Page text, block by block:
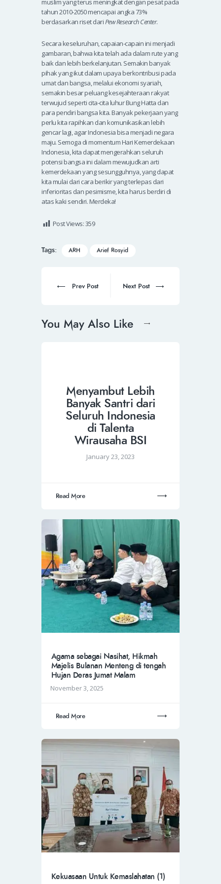
muslim yang terus meningkat dengan pesat pada
tahun 2010-2050 mencapai angka 73%
berdasarkan riset dariPew Research Center.
Secara keseluruhan, capaian-capain ini menjadi
gambaran, bahwa kita telah ada dalam rute yang
baik dan lebih berkelanjutan. Semakin banyak
pihak yang ikut dalam upaya berkontribusi pada
umat dan bangsa, melalui ekonomi syariah,
semakin besar peluang kesejahteraan rakyat
terwujud seperti cita-cita luhur Bung Hatta dan
para pendiri bangsa kita. Banyak pekerjaan yang
perlu kita rapihkan dan komunikasikan lebih
gencar lagi, agar Indonesia bisa menjadi negara
maju. Semoga di momentum Hari Kemerdekaan
Indonesia, kita dapat mengerahkan seluruh
potensi bangsa ini dalam mewujudkan arti
kemerdekaan yang sesungguhnya, yang dapat
kita mulai dari cara berikir yang terlepas dari
inferioritas dan pesimisme, kita harus berdiri di
atas kaki sendiri. Merdeka!
Post Views:359
Tags: ARH Arief Rosyid
Prev Post Next Post
You May Also Like
Menyambut Lebih
Banyak Santri dari
Seluruh Indonesia
di Talenta
Wirausaha BSI
January 23, 2023
Read More
Agama sebagai Nasihat, Hikmah
Majelis Bulanan Menteng di tengah
Hujan Deras Jumat Malam
November 3, 2025
Read More
Kekuasaan Untuk Kemaslahatan (1)